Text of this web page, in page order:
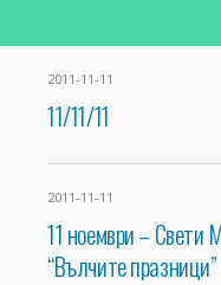
2011-11-11
11/11/11
2011-11-11
11 ноември – Свети
“Вълчите празници”